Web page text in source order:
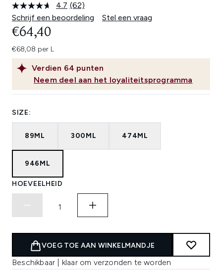
4.7 Lees
62
beoordelingen.
(62)
Schrijf een beoordeling
Stel een vraag
Verdien 64 punten
Neem deel aan het loyaliteitsprogramma
€64,40
€68,08 per L
SIZE:
89ML 300ML 474ML
946ML
HOEVEELHEID
VOEG TOE AAN WINKELMANDJE
Beschikbaar | klaar om verzonden te worden